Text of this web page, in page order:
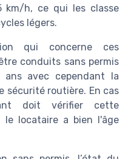
km/h, ce qui les classe
légers.
qui concerne ces
conduits sans permis
avec cependant la
sécurité routière. En cas
doit vérifier cette
locataire a bien l'âge